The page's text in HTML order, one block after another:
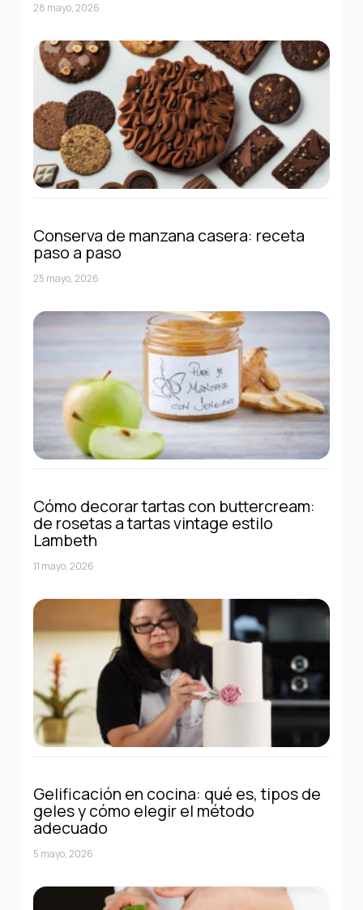
28 mayo, 2026
Conserva de manzana casera: receta
paso a paso
25 mayo, 2026
Cómo decorar tartas con buttercream:
de rosetas a tartas vintage estilo
Lambeth
11 mayo, 2026
Gelificación en cocina: qué es, tipos de
geles y cómo elegir el método
adecuado
5 mayo, 2026